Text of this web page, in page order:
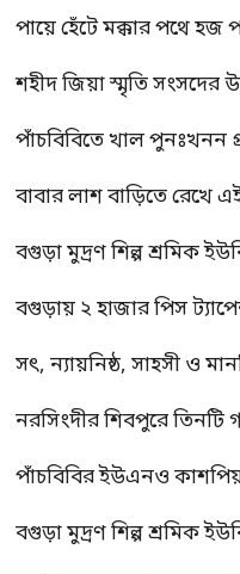
পায়ে হেঁটে মক্কার পথে হজ
শহীদ জিয়া স্মৃতি সংসদের
পাঁচবিবিতে খাল পুনঃখনন
বাবার লাশ বাড়িতে রেখে
বগুড়া মুদ্রণ শিল্প শ্রমিক
বগুড়ায় ২ হাজার পিস
সৎ, ন্যায়নিষ্ঠ, সাহসী ও
নরসিংদীর শিবপুরে তিনটি
পাঁচবিবির ইউএনও
বগুড়া মুদ্রণ শিল্প শ্রমিক